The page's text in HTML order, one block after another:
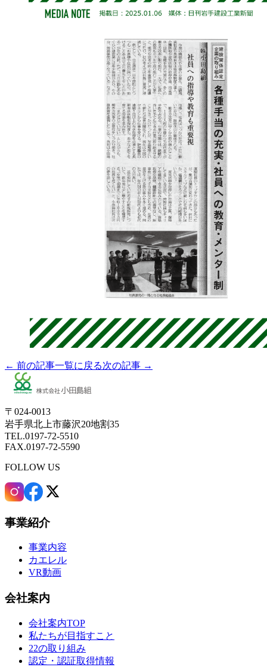
← 前の記事一覧に戻る次の記事 →
〒024-0013
岩手県北上市藤沢20地割35
TEL.0197-72-5510
FAX.0197-72-5590
FOLLOW US
事業紹介
事業内容
カエレル
VR動画
会社案内
会社案内TOP
私たちが目指すこと
22の取り組み
認定・認証取得情報